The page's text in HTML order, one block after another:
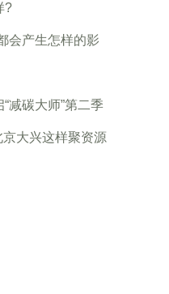
?
会产生怎样的影
减碳大师”第二季
京大兴这样聚资源